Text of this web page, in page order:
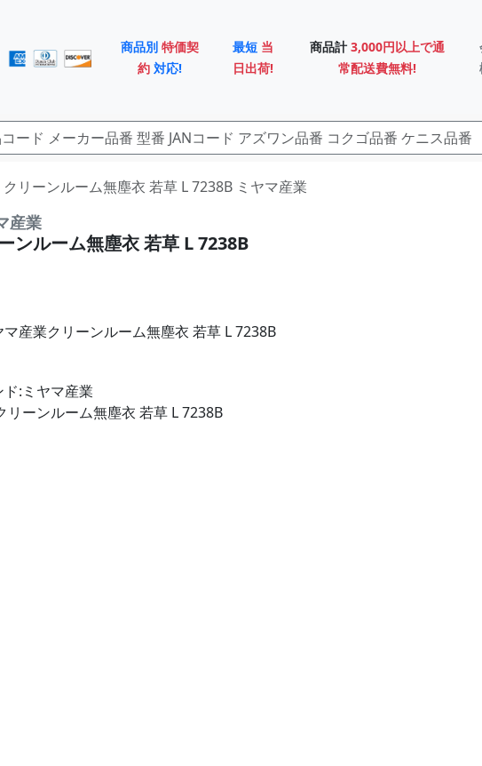
商品別 特価契
約 対応!
最短 当
日出荷!
商品計 3,000円以上で通
常配送費無料!
クリーンルーム無塵衣 若草 L 7238B ミヤマ産業
産業
ンルーム無塵衣 若草 L 7238B
マ産業クリーンルーム無塵衣 若草 L 7238B
ド:ミヤマ産業
リーンルーム無塵衣 若草 L 7238B